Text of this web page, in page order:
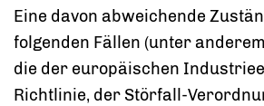
Eine davon abweichende
folgenden Fällen (unter
die der europäischen
Richtlinie, der Störfall-